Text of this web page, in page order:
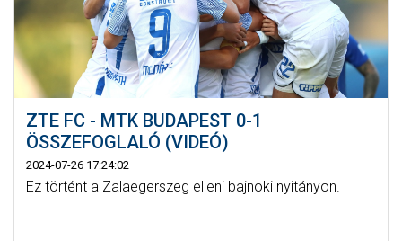
ZTE FC - MTK BUDAPEST 0-1
ÖSSZEFOGLALÓ (VIDEÓ)
2024-07-26 17:24:02
Ez történt a Zalaegerszeg elleni bajnoki nyitányon.